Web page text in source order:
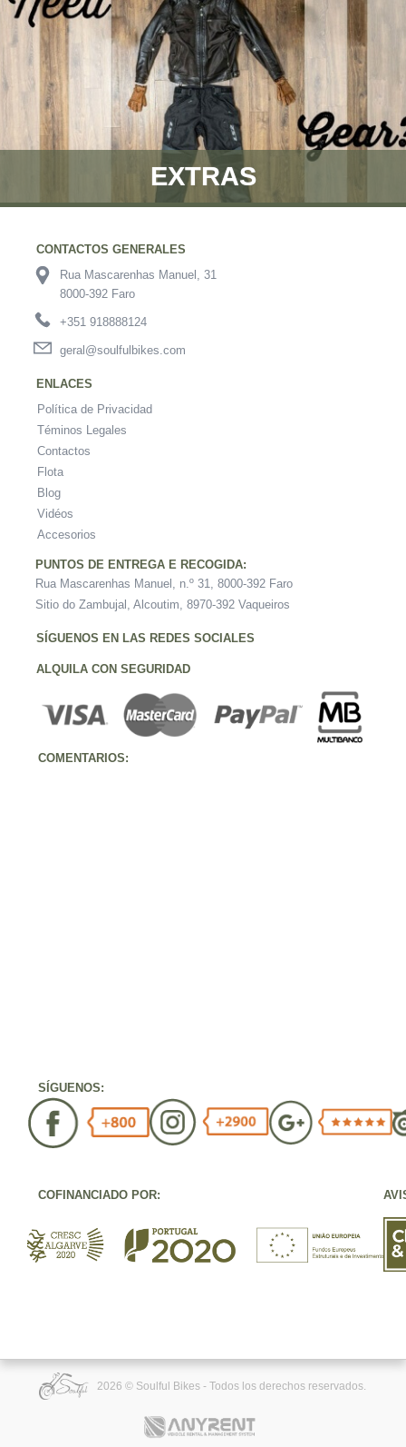
EXTRAS
CONTACTOS GENERALES
Rua Mascarenhas Manuel, 31
8000-392 Faro
+351 918888124
geral@soulfulbikes.com
ENLACES
Política de Privacidad
Téminos Legales
Contactos
Flota
Blog
Vidéos
Accesorios
PUNTOS DE ENTREGA E RECOGIDA:
Rua Mascarenhas Manuel, n.º 31, 8000-392 Faro
Sitio do Zambujal, Alcoutim, 8970-392 Vaqueiros
SÍGUENOS EN LAS REDES SOCIALES
ALQUILA CON SEGURIDAD
COMENTARIOS:
SÍGUENOS:
COFINANCIADO POR:
2026 © Soulful Bikes - Todos los derechos reservados.